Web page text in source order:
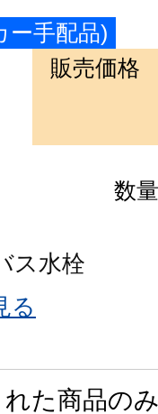
ー手配品)
販売価格
数量
ス水栓
る
た商品の